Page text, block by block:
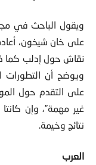
ويقول الباحث في
على خان شيخون،
نقاش حول إدلب كما
ويوضح أن التطورات
على التقدم حول
غير مهمة”، وإن
نتائج وخيمة.
العرب